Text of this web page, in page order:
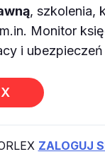
, szkolenia,
m.in. Monitor
i ubezpieczeń
ZALOGUJ